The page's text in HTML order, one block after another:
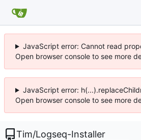
JavaScript error: Cannot read
Open browser console to see more
JavaScript error:
Open browser console to see more
Tim/Logseq-Installer